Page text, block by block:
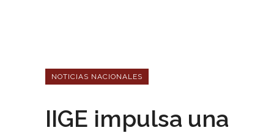
NOTICIAS NACIONALES
IIGE impulsa una